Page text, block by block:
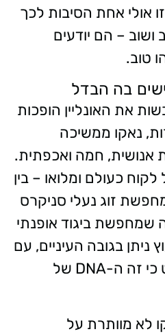
אולי אחת הסיבות לכך
ושוב – הם יודעים
טוב.
בה הבדל
את האונליין הופכות
נאקו ממשיכה
אנושית, חמה ואכפתית.
כעולם ומלואו – בין
זוג נעלי סניקרס
ביגוד אופנתי
ניתן בגובה העיניים, עם
כי זה ה-DNA של
לא מוותרת על